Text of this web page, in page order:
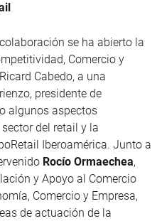
se ha abierto la
Comercio y
Cabedo, a una
presidente de
algunos aspectos
del retail y la
Iberoamérica. Junto a
Rocío Ormaechea,
y Apoyo al Comercio
Comercio y Empresa,
de actuación de la